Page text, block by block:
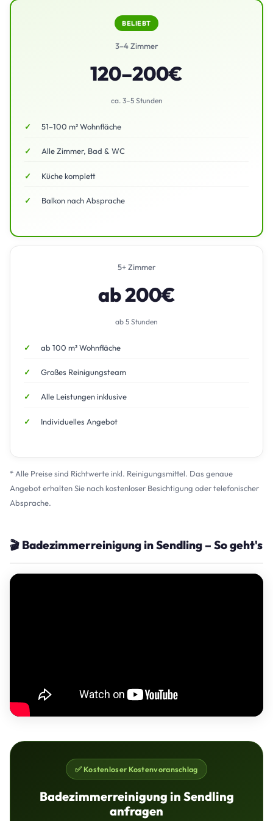
BELIEBT
3–4 Zimmer
120–200€
ca. 3–5 Stunden
51–100 m² Wohnfläche
Alle Zimmer, Bad & WC
Küche komplett
Balkon nach Absprache
5+ Zimmer
ab 200€
ab 5 Stunden
ab 100 m² Wohnfläche
Großes Reinigungsteam
Alle Leistungen inklusive
Individuelles Angebot
* Alle Preise sind Richtwerte inkl. Reinigungsmittel. Das genaue
Angebot erhalten Sie nach kostenloser Besichtigung oder telefonischer
Absprache.
🎬 Badezimmerreinigung in Sendling – So geht's
✅ Kostenloser Kostenvoranschlag
Badezimmerreinigung in Sendling
anfragen